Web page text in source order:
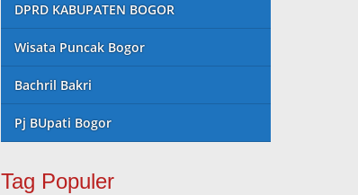
DPRD KABUPATEN BOGOR
Wisata Puncak Bogor
Bachril Bakri
Pj BUpati Bogor
Tag Populer